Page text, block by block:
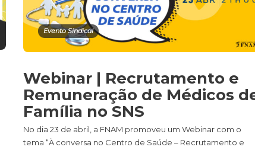
Evento Sindical
Webinar | Recrutamento e
Remuneração de Médicos
Família no SNS
No dia 23 de abril, a FNAM promoveu um Webinar com o
tema “À conversa no Centro de Saúde – Recrutamento e